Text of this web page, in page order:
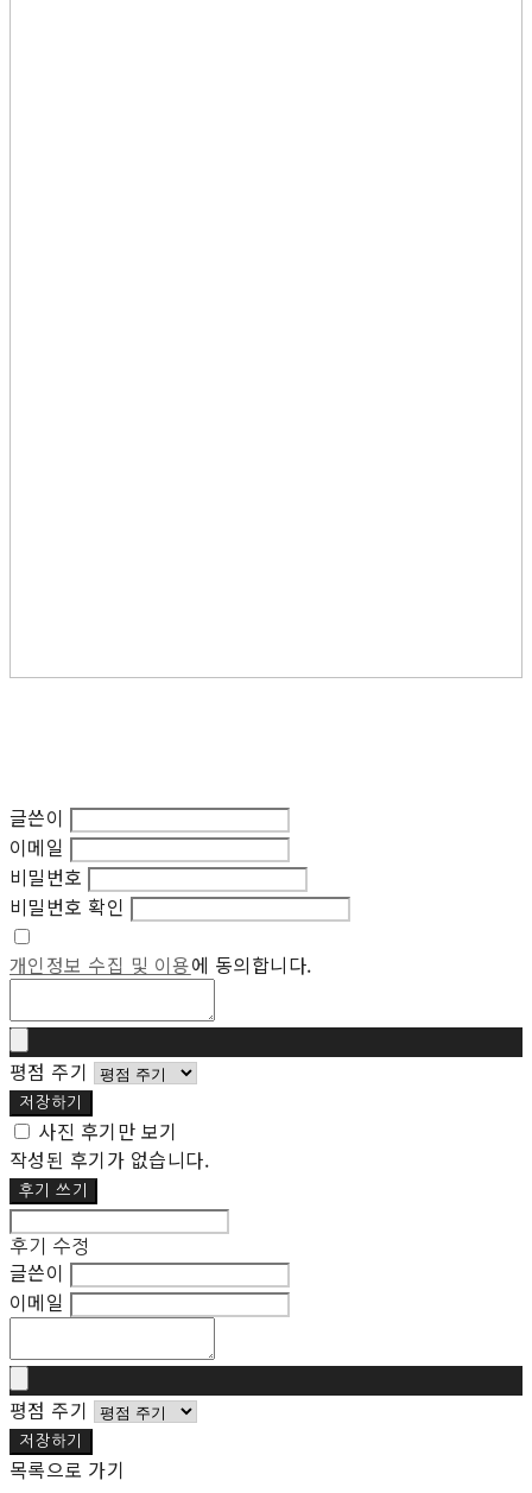
글쓴이
이메일
비밀번호
비밀번호 확인
개인정보 수집 및 이용에 동의합니다.
평점 주기
저장하기
사진 후기만 보기
작성된 후기가 없습니다.
후기 쓰기
후기 수정
글쓴이
이메일
평점 주기
저장하기
목록으로 가기